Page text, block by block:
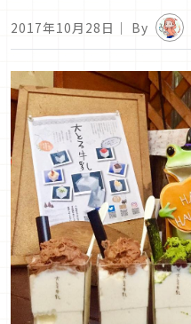
2017年10月28日 ｜ By